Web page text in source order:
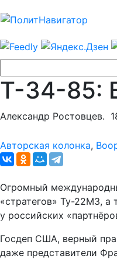
Т-34-85:
Александр Ростовцев.
Авторская колонка,
Огромный
«стратегов» Ту-22М3,
у российских
Госдеп США, верный
даже представители